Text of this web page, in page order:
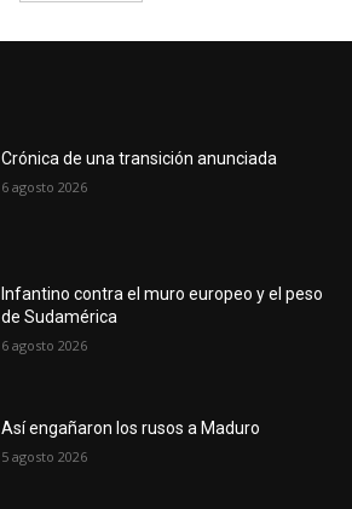
Crónica de una transición anunciada
6 agosto 2026
Infantino contra el muro europeo y el peso
de Sudamérica
6 agosto 2026
Así engañaron los rusos a Maduro
5 agosto 2026